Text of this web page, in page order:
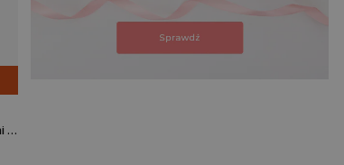
Czarne sneakersy dla dziewczynki z elementami holo BARTEK 87008-11